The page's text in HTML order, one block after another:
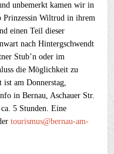
unbemerkt kamen wir in
Prinzessin Wiltrud in ihrem
einen Teil dieser
nach Hintergschwendt
Stub’n oder im
die Möglichkeit zu
am Donnerstag,
in Bernau, Aschauer Str.
5 Stunden. Eine
tourismus@bernau-am-